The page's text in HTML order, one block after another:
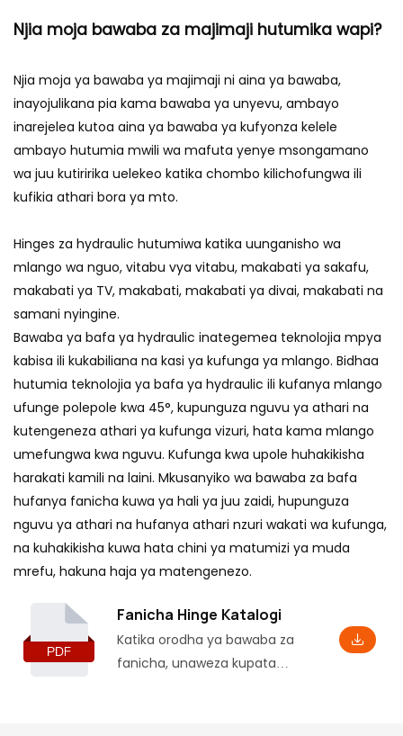
Njia moja bawaba za majimaji hutumika wapi?
Njia moja ya bawaba ya majimaji ni aina ya bawaba,
inayojulikana pia kama bawaba ya unyevu, ambayo
inarejelea kutoa aina ya bawaba ya kufyonza kelele
ambayo hutumia mwili wa mafuta yenye msongamano
wa juu kutiririka uelekeo katika chombo kilichofungwa ili
kufikia athari bora ya mto.
Hinges za hydraulic hutumiwa katika uunganisho wa
mlango wa nguo, vitabu vya vitabu, makabati ya sakafu,
makabati ya TV, makabati, makabati ya divai, makabati na
samani nyingine.
Bawaba ya bafa ya hydraulic inategemea teknolojia mpya
kabisa ili kukabiliana na kasi ya kufunga ya mlango. Bidhaa
hutumia teknolojia ya bafa ya hydraulic ili kufanya mlango
ufunge polepole kwa 45°, kupunguza nguvu ya athari na
kutengeneza athari ya kufunga vizuri, hata kama mlango
umefungwa kwa nguvu. Kufunga kwa upole huhakikisha
harakati kamili na laini. Mkusanyiko wa bawaba za bafa
hufanya fanicha kuwa ya hali ya juu zaidi, hupunguza
nguvu ya athari na hufanya athari nzuri wakati wa kufunga,
na kuhakikisha kuwa hata chini ya matumizi ya muda
mrefu, hakuna haja ya matengenezo.
Fanicha Hinge Katalogi
Katika orodha ya bawaba za
fanicha, unaweza kupata